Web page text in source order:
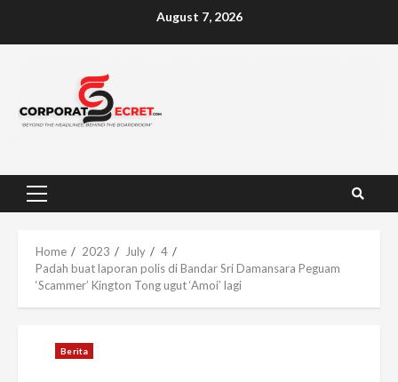
August 7, 2026
Primary
Home 2023 July
4
Padah buat laporan polis di Bandar Sri Damansara Peguam
‘Scammer’ Kington Tong ugut ‘Amoi’ lagi
Berita